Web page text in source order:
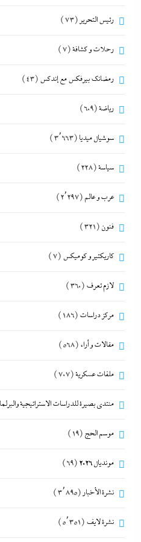
رئيس التحرير (73)
رحلات و كشافة(7)
رمضانك بيرفكس مع إندكس (43)
رياضة(609)
سوشيال ميديا (3٬663)
سياسة(228)
عرب و عالم (2٬297)
فنون (321)
كاريكتير و كوميكس (7)
لازم تعرف (360)
مركز دراسات (186)
مقالات و أراء (568)
ملفات عسكرية(707)
منتدى بصيرة للدراسات الاستراتيجية
موسم الحج (19)
مونديال 2026 (69)
نشرة الأخبار (3٬895)
نشرة لايف (5٬351)